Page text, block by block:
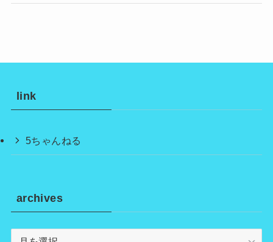
link
5ちゃんねる
archives
archives